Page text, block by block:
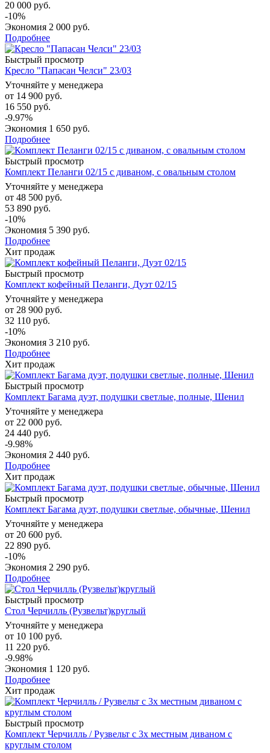
20 000 руб.
-10%
Экономия 2 000 руб.
Подробнее
Быстрый просмотр
Кресло "Папасан Челси" 23/03
Уточняйте у менеджера
от 14 900 руб.
16 550 руб.
-9.97%
Экономия 1 650 руб.
Подробнее
Быстрый просмотр
Комплект Пеланги 02/15 с диваном, с овальным столом
Уточняйте у менеджера
от 48 500 руб.
53 890 руб.
-10%
Экономия 5 390 руб.
Подробнее
Хит продаж
Быстрый просмотр
Комплект кофейный Пеланги, Дуэт 02/15
Уточняйте у менеджера
от 28 900 руб.
32 110 руб.
-10%
Экономия 3 210 руб.
Подробнее
Хит продаж
Быстрый просмотр
Комплект Багама дуэт, подушки светлые, полные, Шенил
Уточняйте у менеджера
от 22 000 руб.
24 440 руб.
-9.98%
Экономия 2 440 руб.
Подробнее
Хит продаж
Быстрый просмотр
Комплект Багама дуэт, подушки светлые, обычные, Шенил
Уточняйте у менеджера
от 20 600 руб.
22 890 руб.
-10%
Экономия 2 290 руб.
Подробнее
Быстрый просмотр
Стол Черчилль (Рузвельт)круглый
Уточняйте у менеджера
от 10 100 руб.
11 220 руб.
-9.98%
Экономия 1 120 руб.
Подробнее
Хит продаж
Быстрый просмотр
Комплект Черчилль / Рузвельт с 3х местным диваном с
круглым столом